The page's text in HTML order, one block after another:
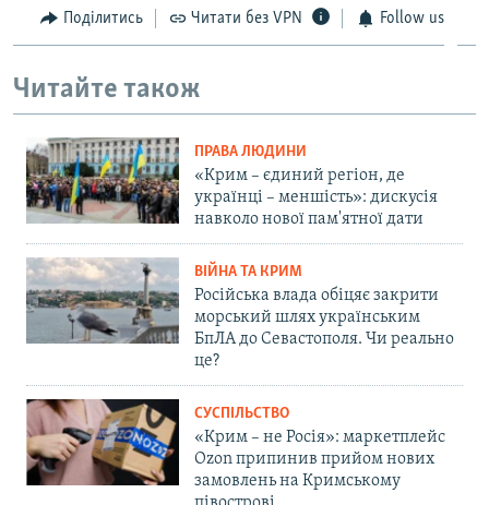
Поділитись Читати без VPN Follow us
Читайте також
ПРАВА ЛЮДИНИ
«Крим – єдиний регіон, де
українці – меншість»: дискусія
навколо нової пам'ятної дати
ВІЙНА ТА КРИМ
Російська влада обіцяє закрити
морський шлях українським
БпЛА до Севастополя. Чи реально
це?
СУСПІЛЬСТВО
«Крим – не Росія»: маркетплейс
Ozon припинив прийом нових
замовлень на Кримському